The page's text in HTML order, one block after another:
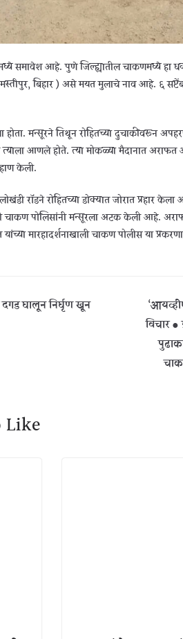
समावेश आहे. पुणे जिल्ह्यातील चाकणमध्ये हा
बिहार ) असे मयत मुलाचे नाव आहे. ६
होता. मन्सूरने तिथून रोहितच्या दुचाकीवरून
त्याला आणले होते. त्या मोकळ्या मैदानात
केली.
रॉडने रोहितच्या डोक्यात जोरात प्रहार
चाकण पोलिसांनी मन्सूरला अटक केली आहे.
मारहादर्शनाखाली चाकण पोलीस या
घालून निर्घृण खून
विचार ●
Like